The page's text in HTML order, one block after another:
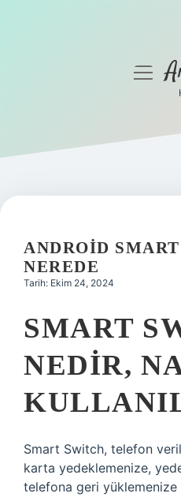
Gizlilik Politikası
Yasal Uyarı
menüyü
ANDROID
NEREDE
Tarih: Ekim 24, 2024
SMART
NEDIR,
Smart Switch, telefon
karta yedeklemenize,
telefona geri